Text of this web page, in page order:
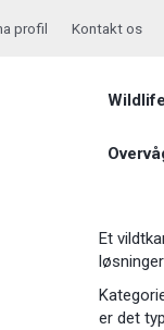
profil Kontakt os
Et
er det